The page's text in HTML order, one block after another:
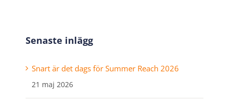
Senaste inlägg
Snart är det dags för Summer Reach 2026
21 maj 2026